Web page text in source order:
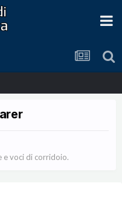
e voci di corridoio.